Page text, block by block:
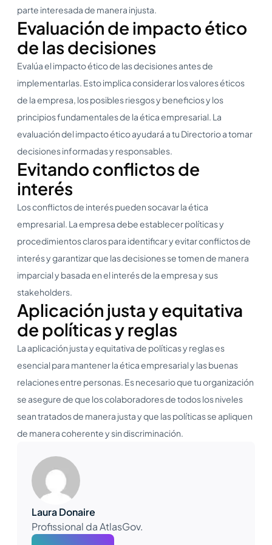
parte interesada de manera injusta.
Evaluación de impacto ético
de las decisiones
Evalúa el impacto ético de las decisiones antes de
implementarlas. Esto implica considerar los valores éticos
de la empresa, los posibles riesgos y beneficios y los
principios fundamentales de la ética empresarial. La
evaluación del impacto ético ayudará a tu Directorio a tomar
decisiones informadas y responsables.
Evitando conflictos de
interés
Los conflictos de interés pueden socavar la ética
empresarial. La empresa debe establecer políticas y
procedimientos claros para identificar y evitar conflictos de
interés y garantizar que las decisiones se tomen de manera
imparcial y basada en el interés de la empresa y sus
stakeholders.
Aplicación justa y equitativa
de políticas y reglas
La aplicación justa y equitativa de políticas y reglas es
esencial para mantener la ética empresarial y las buenas
relaciones entre personas. Es necesario que tu organización
se asegure de que los colaboradores de todos los niveles
sean tratados de manera justa y que las políticas se apliquen
de manera coherente y sin discriminación.
Laura Donaire
Profissional da AtlasGov.